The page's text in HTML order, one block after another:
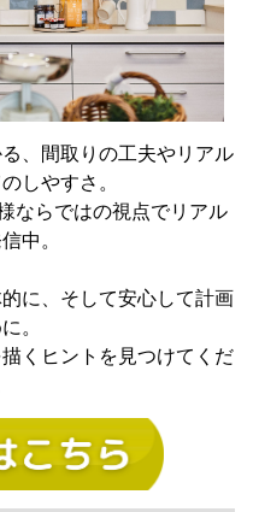
、間取りの工夫やリアル
しやすさ。
ならではの視点でリアル
中。
に、そして安心して計画
。
くヒントを見つけてくだ